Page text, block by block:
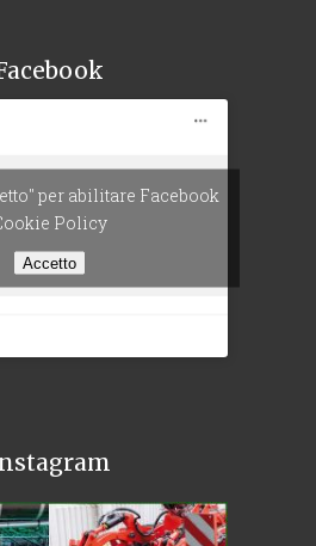
per abilitare Facebook
Policy
Accetto